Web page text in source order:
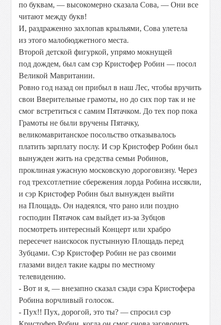
по буквам, — высокомерно сказала Сова, — Они все
читают между букв!
И, раздраженно захлопав крыльями, Сова улетела
из этого малобюджетного места.
Второй детской фигуркой, упрямо мокнущей
под дождем, был сам сэр Кристофер Робин — посол
Великой Мавритании.
Ровно год назад он прибыл в наш Лес, чтобы вручить
свои Вверительные грамоты, но до сих пор так и не
смог встретиться с самим Пятачком. До тех пор пока
Грамоты не были вручены Пятачку,
великомавританское посольство отказывалось
платить зарплату послу. И сэр Кристофер Робин был
вынужден жить на средства семьи Робинов,
проклиная ужасную московскую дороговизну. Через
год трехсотлетние сбережения лорда Робина иссякли,
и сэр Кристофер Робин был вынужден выйти
на Площадь. Он надеялся, что рано или поздно
господин Пятачок сам выйдет из-за Зубцов
посмотреть интересный Концерт или храбро
пересечет наискосок пустынную Площадь перед
Зубцами. Сэр Кристофер Робин не раз своими
глазами видел такие кадры по местному
телевидению.
- Вот и я, — внезапно сказал сзади сэра Кристофера
Робина ворчливый голосок.
- Пух!! Пух, дорогой, это ты? — спросил сэр